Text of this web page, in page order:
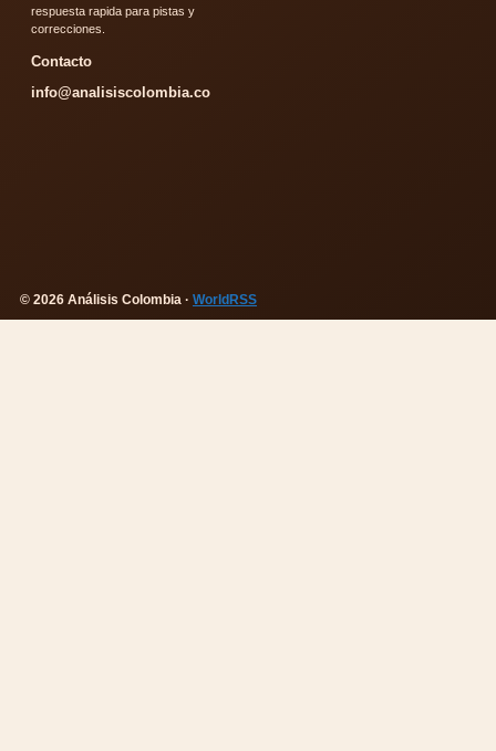
respuesta rapida para pistas y
correcciones.
Contacto
info@analisiscolombia.co
© 2026 Análisis Colombia · WorldRSS